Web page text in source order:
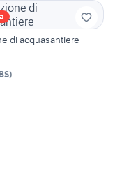
di acquasantiere
BS)